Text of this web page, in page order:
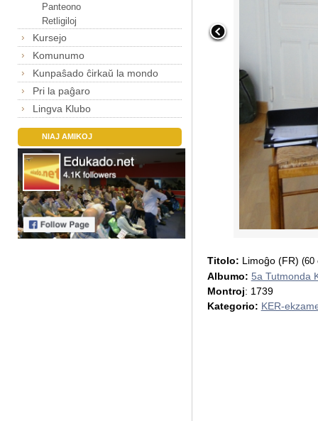
Panteono
Retligiloj
Kursejo
Komunumo
Kunpaŝado ĉirkaŭ la mondo
Pri la paĝaro
Lingva Klubo
NIAJ AMIKOJ
Titolo: Limoĝo (FR) (60
Albumo: 5a Tutmonda
Montroj: 1739
Kategorio: KER-